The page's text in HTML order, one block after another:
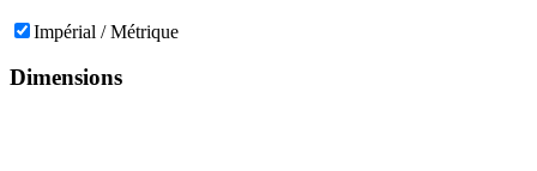
Impérial / Métrique
Dimensions